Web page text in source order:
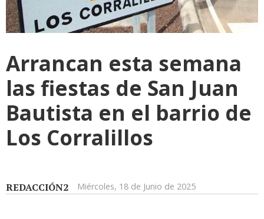
Arrancan esta semana
las fiestas de San Juan
Bautista en el barrio de
Los Corralillos
REDACCIÓN2 Miércoles, 18 de Junio de 2025